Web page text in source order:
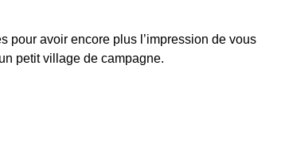
pour avoir encore plus l’impression de vous
petit village de campagne.